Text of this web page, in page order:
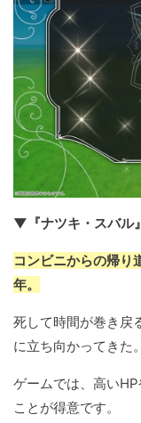
▼『ナツキ・スバル
コンビニからの帰り
年。
死して時間が巻き戻
に立ち向かってきた。
ゲームでは、高い
ことが得意です。